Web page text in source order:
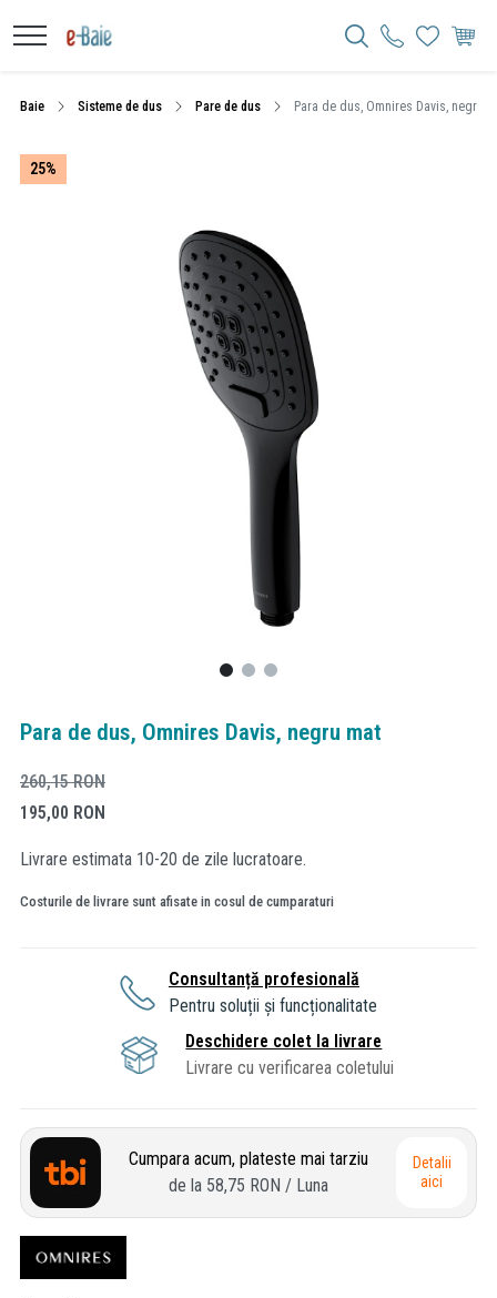
Baie Sisteme de dus Pare de dus Para de dus, Omnires Davis, negru
25%
Para de dus, Omnires Davis, negru mat
260,15RON
195,00 RON
Livrare estimata 10-20 de zile lucratoare.
Costurile de livrare sunt afisate in cosul de cumparaturi
Consultanță profesională
Pentru soluții și funcționalitate
Deschidere colet la livrare
Livrare cu verificarea coletului
Cumpara acum, plateste mai tarziu
de la 58,75 RON / Luna
Detalii
aici